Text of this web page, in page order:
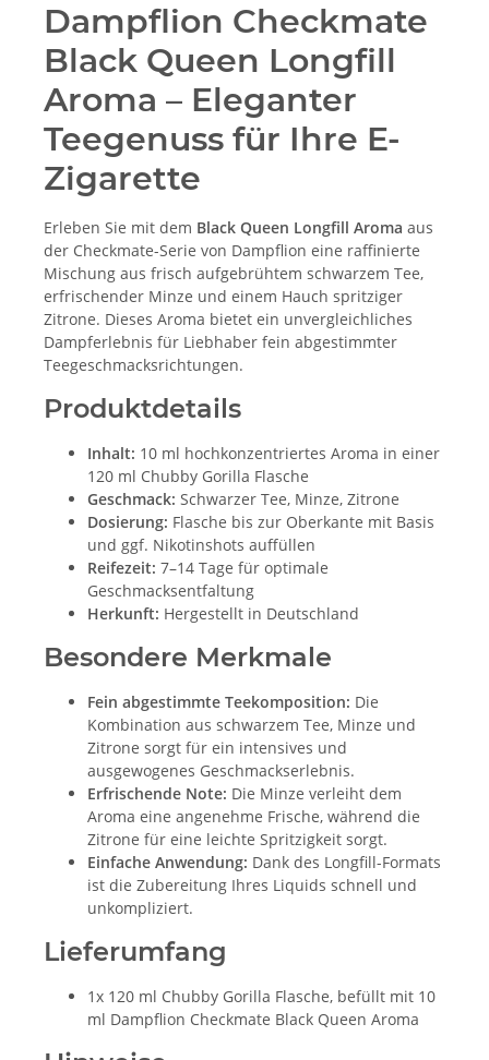
Dampflion Checkmate
Black Queen Longfill
Aroma – Eleganter
Teegenuss für Ihre E-
Zigarette
Erleben Sie mit dem Black Queen Longfill Aroma aus
der Checkmate-Serie von Dampflion eine raffinierte
Mischung aus frisch aufgebrühtem schwarzem Tee,
erfrischender Minze und einem Hauch spritziger
Zitrone. Dieses Aroma bietet ein unvergleichliches
Dampferlebnis für Liebhaber fein abgestimmter
Teegeschmacksrichtungen.
Produktdetails
Inhalt: 10 ml hochkonzentriertes Aroma in einer
120 ml Chubby Gorilla Flasche
Geschmack: Schwarzer Tee, Minze, Zitrone
Dosierung: Flasche bis zur Oberkante mit Basis
und ggf. Nikotinshots auffüllen
Reifezeit: 7–14 Tage für optimale
Geschmacksentfaltung
Herkunft: Hergestellt in Deutschland
Besondere Merkmale
Fein abgestimmte Teekomposition: Die
Kombination aus schwarzem Tee, Minze und
Zitrone sorgt für ein intensives und
ausgewogenes Geschmackserlebnis.
Erfrischende Note: Die Minze verleiht dem
Aroma eine angenehme Frische, während die
Zitrone für eine leichte Spritzigkeit sorgt.
Einfache Anwendung: Dank des Longfill-Formats
ist die Zubereitung Ihres Liquids schnell und
unkompliziert.
Lieferumfang
1x 120 ml Chubby Gorilla Flasche, befüllt mit 10
ml Dampflion Checkmate Black Queen Aroma